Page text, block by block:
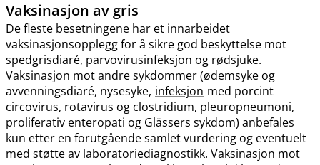
Vaksinasjon av gris
De fleste besetningene har et innarbeidet
vaksinasjonsopplegg for å sikre god beskyttelse mot
spedgrisdiaré, parvovirusinfeksjon og rødsjuke.
Vaksinasjon mot andre sykdommer (ødemsyke og
avvenningsdiaré, nysesyke, infeksjon med porcint
circovirus, rotavirus og clostridium, pleuropneumoni,
proliferativ enteropati og Glässers sykdom) anbefales
kun etter en forutgående samlet vurdering og eventuelt
med støtte av laboratoriediagnostikk. Vaksinasjon mot